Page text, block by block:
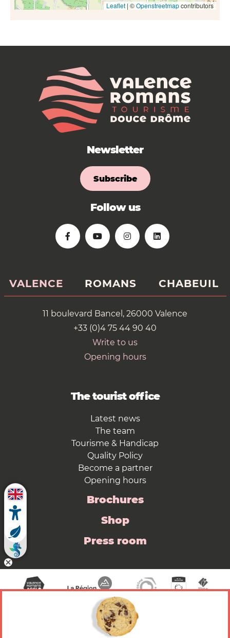
Leaflet| ©Openstreetmapcontributors
Newsletter
Subscribe
Follow us
VALENCE ROMANS CHABEUIL
11 boulevard Bancel, 26000 Valence
+33 (0)4 75 44 90 40
Write to us
Opening hours
The tourist office
Latest news
The team
Tourisme & Handicap
Quality Policy
Become a partner
Opening hours
Brochures
Shop
Press room